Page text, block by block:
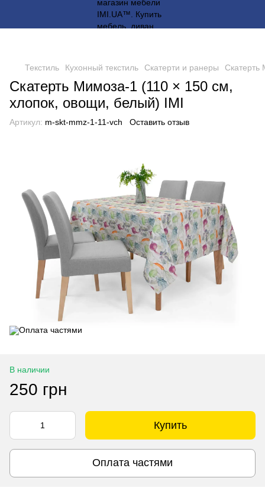
Текстиль Кухонный текстиль Скатерти и ранеры
Скатерть Мимоза-1 (110 × 150 см,
хлопок, овощи, белый) IMI
Артикул: m-skt-mmz-1-11-vch Оставить отзыв
В наличии
250 грн
Купить
Оплата частями